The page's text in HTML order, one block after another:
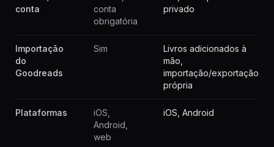
conta
conta
obrigatória
privado
Importação
do
Goodreads
Sim
Livros adicionados à
mão,
importação/exportação
própria
Plataformas
iOS,
Android,
web
iOS, Android